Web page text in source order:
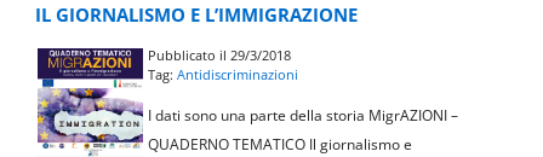
IL GIORNALISMO E L’IMMIGRAZIONE
Pubblicato il 29/3/2018
Tag:Antidiscriminazioni
I dati sono una parte della storia MigrAZIONI –
QUADERNO TEMATICO Il giornalismo e